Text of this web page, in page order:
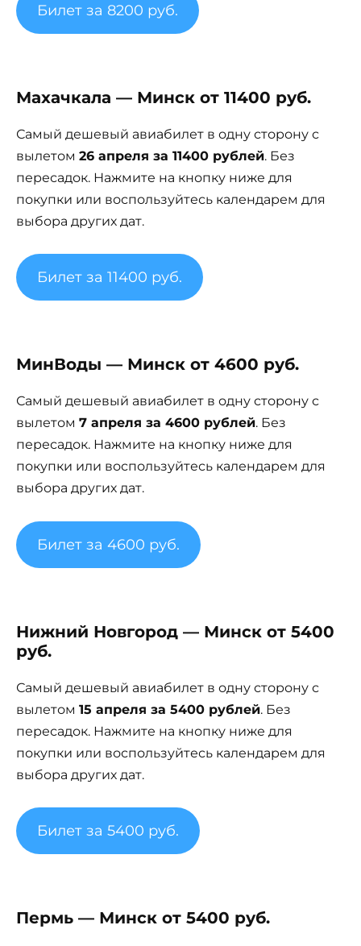
Билет за 8200 руб.
Махачкала — Минск от 11400 руб.
Самый дешевый авиабилет в одну сторону с
вылетом 26 апреля за 11400 рублей. Без
пересадок. Нажмите на кнопку ниже для
покупки или воспользуйтесь календарем для
выбора других дат.
Билет за 11400 руб.
МинВоды — Минск от 4600 руб.
Самый дешевый авиабилет в одну сторону с
вылетом 7 апреля за 4600 рублей. Без
пересадок. Нажмите на кнопку ниже для
покупки или воспользуйтесь календарем для
выбора других дат.
Билет за 4600 руб.
Нижний Новгород — Минск от 5400
руб.
Самый дешевый авиабилет в одну сторону с
вылетом 15 апреля за 5400 рублей. Без
пересадок. Нажмите на кнопку ниже для
покупки или воспользуйтесь календарем для
выбора других дат.
Билет за 5400 руб.
Пермь — Минск от 5400 руб.